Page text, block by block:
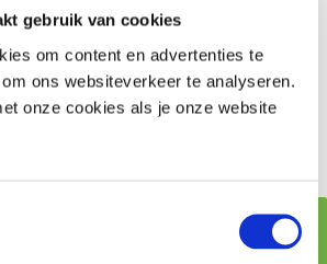
gebruik van cookies
om content en advertenties te
ons websiteverkeer te analyseren.
onze cookies als je onze website
5: Startonderbreker,
hellinghoekdetectie en een
onze adviseurs